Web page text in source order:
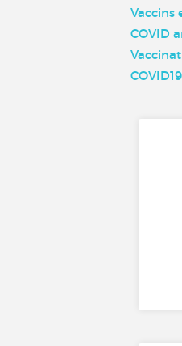
Vaccins
COVID